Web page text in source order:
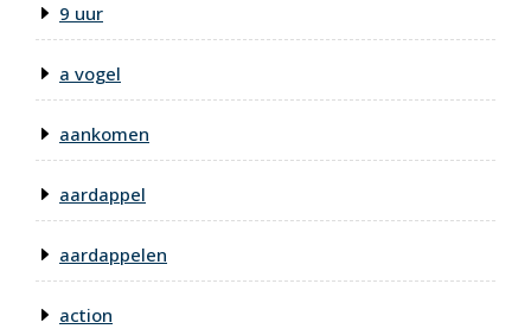
9 uur
a vogel
aankomen
aardappel
aardappelen
action